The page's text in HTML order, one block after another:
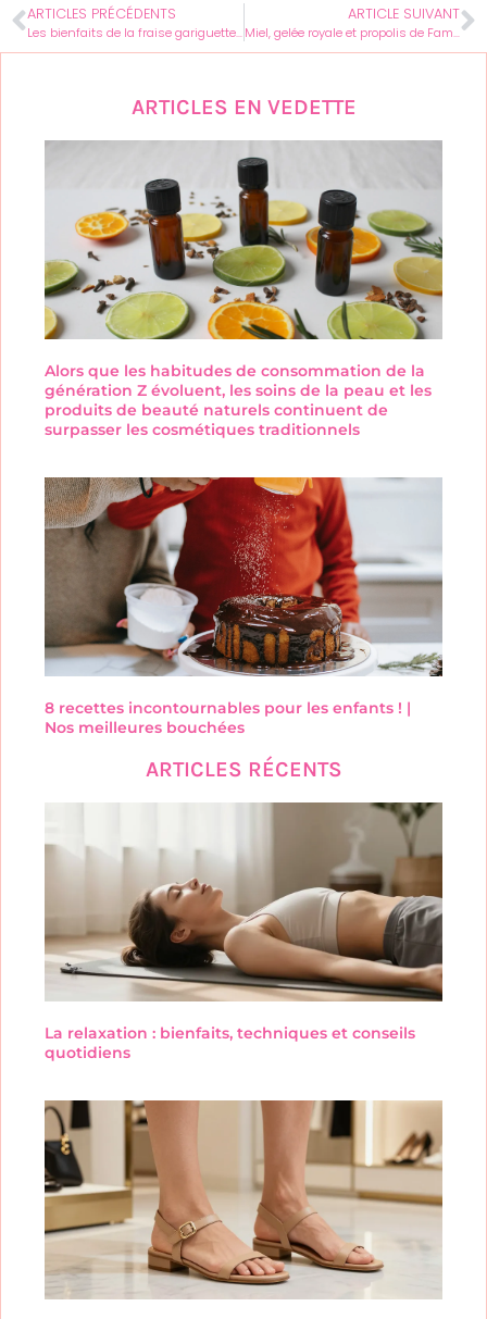
ARTICLES PRÉCÉDENTS
Les bienfaits de la fraise gariguette pour la beauté féminine
ARTICLE SUIVANT
Miel, gelée royale et propolis de Famille Mary : bienfaits au naturel
ARTICLES EN VEDETTE
Alors que les habitudes de consommation de la
génération Z évoluent, les soins de la peau et les
produits de beauté naturels continuent de
surpasser les cosmétiques traditionnels
8 recettes incontournables pour les enfants ! |
Nos meilleures bouchées
ARTICLES RÉCENTS
La relaxation : bienfaits, techniques et conseils
quotidiens